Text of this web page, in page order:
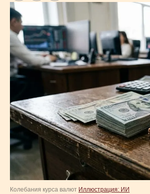
Колебания курса валют Иллюстрация: ИИ